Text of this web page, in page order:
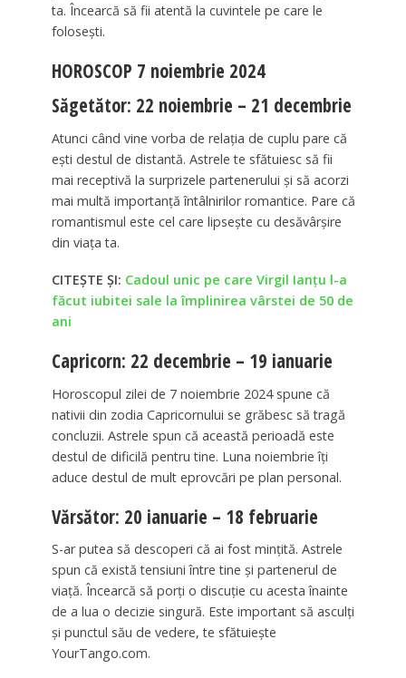
ta. Încearcă să fii atentă la cuvintele pe care le
folosești.
HOROSCOP 7 noiembrie 2024
Săgetător: 22 noiembrie – 21 decembrie
Atunci când vine vorba de relația de cuplu pare că
ești destul de distantă. Astrele te sfătuiesc să fii
mai receptivă la surprizele partenerului și să acorzi
mai multă importanță întâlnirilor romantice. Pare că
romantismul este cel care lipsește cu desăvârșire
din viața ta.
CITEȘTE ȘI: Cadoul unic pe care Virgil Ianțu l-a
făcut iubitei sale la împlinirea vârstei de 50 de
ani
Capricorn: 22 decembrie – 19 ianuarie
Horoscopul zilei de 7 noiembrie 2024 spune că
nativii din zodia Capricornului se grăbesc să tragă
concluzii. Astrele spun că această perioadă este
destul de dificilă pentru tine. Luna noiembrie îți
aduce destul de mult eprovcări pe plan personal.
Vărsător: 20 ianuarie – 18 februarie
S-ar putea să descoperi că ai fost mințită. Astrele
spun că există tensiuni între tine și partenerul de
viață. Încearcă să porți o discuție cu acesta înainte
de a lua o decizie singură. Este important să asculți
și punctul său de vedere, te sfătuiește
YourTango.com.